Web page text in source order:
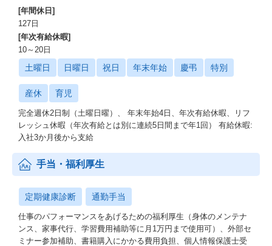
[年間休日]
127日
[年次有給休暇]
10～20日
土曜日 日曜日 祝日 年末年始 慶弔 特別
産休 育児
完全週休2日制（土曜日曜）、 年末年始4日、年次有給休暇、リフ
レッシュ休暇（年次有給とは別に連続5日間まで年1回） 有給休暇:
入社3か月後から支給
手当・福利厚生
定期健康診断 通勤手当
仕事のパフォーマンスをあげるための福利厚生（身体のメンテナ
ンス、家事代行、学習費用補助等に月1万円まで使用可）、外部セ
ミナー参加補助、書籍購入にかかる費用負担、個人情報保護士受